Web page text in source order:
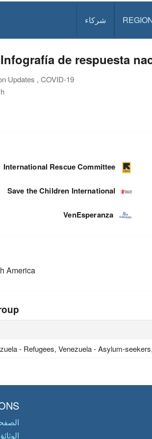
شركاء
de respuesta
Updates , COVID-19
International Rescue Committee
Save the Children International
VenEsperanza
America
- Refugees, Venezuela - Asylum-